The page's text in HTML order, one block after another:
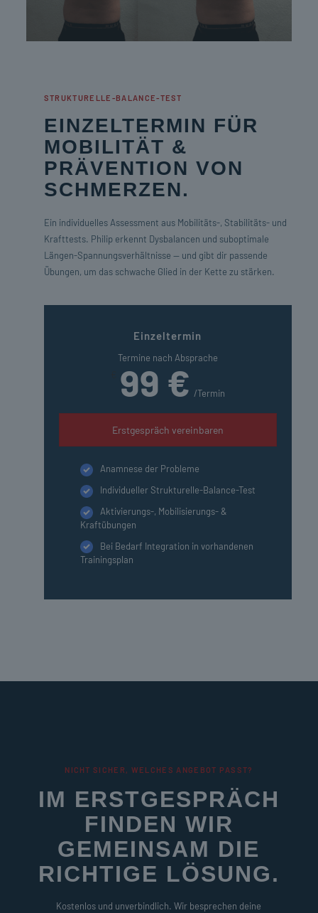
STRUKTURELLE-BALANCE-TEST
EINZELTERMIN FÜR
MOBILITÄT &
PRÄVENTION VON
SCHMERZEN.
Ein individuelles Assessment aus Mobilitäts-, Stabilitäts- und
Krafttests. Philip erkennt Dysbalancen und suboptimale
Längen-Spannungsverhältnisse — und gibt dir passende
Übungen, um das schwache Glied in der Kette zu stärken.
Einzeltermin
Termine nach Absprache
99 € /Termin
Erstgespräch vereinbaren
Anamnese der Probleme
Individueller Strukturelle-Balance-Test
Aktivierungs-, Mobilisierungs- &
Kraftübungen
Bei Bedarf Integration in vorhandenen
Trainingsplan
NICHT SICHER, WELCHES ANGEBOT PASST?
IM ERSTGESPRÄCH
FINDEN WIR
GEMEINSAM DIE
RICHTIGE LÖSUNG.
Kostenlos und unverbindlich. Wir besprechen deine